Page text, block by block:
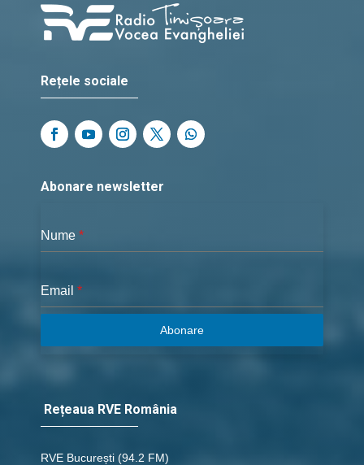
Rețele sociale
Abonare newsletter
Nume *
Email *
Abonare
Rețeaua RVE România
RVE București (94.2 FM)